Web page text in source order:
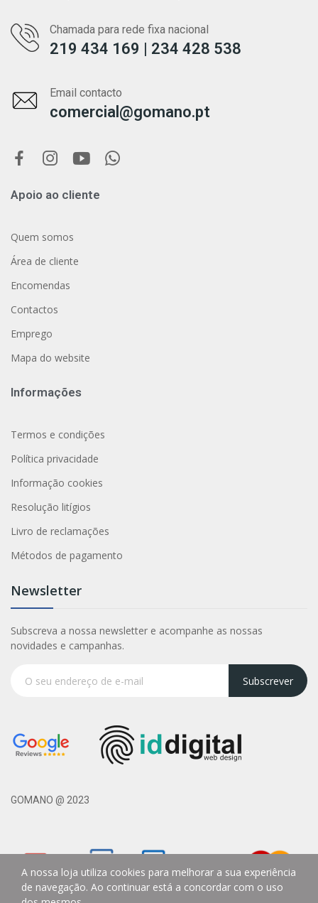
Chamada para rede fixa nacional
219 434 169 | 234 428 538
Email contacto
comercial@gomano.pt
Apoio ao cliente
Quem somos
Área de cliente
Encomendas
Contactos
Emprego
Mapa do website
Informações
Termos e condições
Política privacidade
Informação cookies
Resolução litígios
Livro de reclamações
Métodos de pagamento
Newsletter
Subscreva a nossa newsletter e acompanhe as nossas
novidades e campanhas.
Subscrever
GOMANO @ 2023
A nossa loja utiliza cookies para melhorar a sua experiência
de navegação. Ao continuar está a concordar com o uso